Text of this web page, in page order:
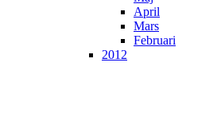
April
Mars
Februari
2012